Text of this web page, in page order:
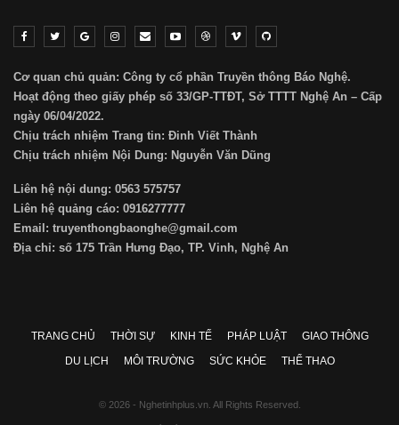
Cơ quan chủ quản: Công ty cổ phần Truyền thông Báo Nghệ.
Hoạt động theo giấy phép số 33/GP-TTĐT, Sở TTTT Nghệ An – Cấp
ngày 06/04/2022.
Chịu trách nhiệm Trang tin: Đinh Viết Thành
Chịu trách nhiệm Nội Dung: Nguyễn Văn Dũng
Liên hệ nội dung: 0563 575757
Liên hệ quảng cáo: 0916277777
Email: truyenthongbaonghe@gmail.com
Địa chỉ: số 175 Trần Hưng Đạo, TP. Vinh, Nghệ An
TRANG CHỦ THỜI SỰ KINH TẾ PHÁP LUẬT
GIAO THÔNG
DU LỊCH
MÔI TRƯỜNG SỨC KHỎE THỂ THAO
© 2026 - Nghetinhplus.vn. All Rights Reserved.